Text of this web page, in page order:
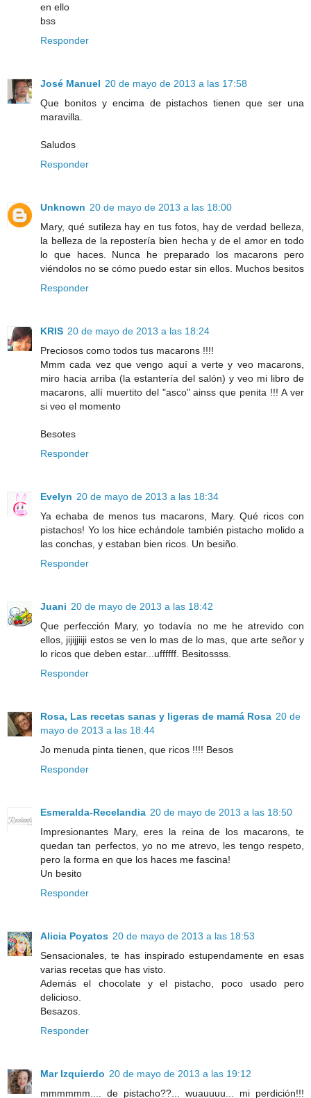
en ello
bss
Responder
José Manuel 20 de mayo de 2013 a las 17:58
Que bonitos y encima de pistachos tienen que ser una
maravilla.
Saludos
Responder
Unknown 20 de mayo de 2013 a las 18:00
Mary, qué sutileza hay en tus fotos, hay de verdad belleza,
la belleza de la repostería bien hecha y de el amor en todo
lo que haces. Nunca he preparado los macarons pero
viéndolos no se cómo puedo estar sin ellos. Muchos besitos
Responder
KRIS 20 de mayo de 2013 a las 18:24
Preciosos como todos tus macarons !!!!
Mmm cada vez que vengo aquí a verte y veo macarons,
miro hacia arriba (la estantería del salón) y veo mi libro de
macarons, allí muertito del "asco" ainss que penita !!! A ver
si veo el momento
Besotes
Responder
Evelyn 20 de mayo de 2013 a las 18:34
Ya echaba de menos tus macarons, Mary. Qué ricos con
pistachos! Yo los hice echándole también pistacho molido a
las conchas, y estaban bien ricos. Un besiño.
Responder
Juani 20 de mayo de 2013 a las 18:42
Que perfección Mary, yo todavía no me he atrevido con
ellos, jijijjiiji estos se ven lo mas de lo mas, que arte señor y
lo ricos que deben estar...uffffff. Besitossss.
Responder
Rosa, Las recetas sanas y ligeras de mamá Rosa 20 de
mayo de 2013 a las 18:44
Jo menuda pinta tienen, que ricos !!!! Besos
Responder
Esmeralda-Recelandia 20 de mayo de 2013 a las 18:50
Impresionantes Mary, eres la reina de los macarons, te
quedan tan perfectos, yo no me atrevo, les tengo respeto,
pero la forma en que los haces me fascina!
Un besito
Responder
Alicia Poyatos 20 de mayo de 2013 a las 18:53
Sensacionales, te has inspirado estupendamente en esas
varias recetas que has visto.
Además el chocolate y el pistacho, poco usado pero
delicioso.
Besazos.
Responder
Mar Izquierdo 20 de mayo de 2013 a las 19:12
mmmmmm.... de pistacho??... wuauuuu... mi perdición!!!